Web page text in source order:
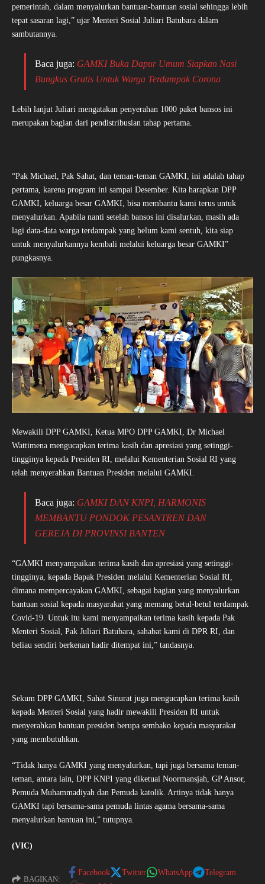
pemerintah, dalam menyalurkan bantuan-bantuan sosial sehingga lebih
tepat sasaran lagi,” ujar Menteri Sosial Juliari Batubara dalam
sambutannya.
Baca juga: GAMKI Buka Dapur Umum Siapkan Nasi
Bungkus Gratis Untuk Warga Terdampak Corona
Lebih lanjut Juliari mengatakan penyerahan 1000 paket bansos ini
merupakan bagian dari pendistribusian tahap pertama.
“Pak Michael, Pak Sahat, dan teman-teman GAMKI, ini adalah tahap
pertama, karena program ini sampai Desember. Kita harapkan DPP
GAMKI, keluarga besar GAMKI, bisa membantu kami terus untuk
menyalurkan. Apabila nanti setelah bansos ini disalurkan, masih ada
lagi data-data warga terdampak yang belum kami sentuh, kita siap
untuk menyalurkannya kembali melalui keluarga besar GAMKI”
pungkasnya.
Mewakili DPP GAMKI, Ketua MPO DPP GAMKI, Dr Michael
Wattimena mengucapkan terima kasih dan apresiasi yang setinggi-
tingginya kepada Presiden RI, melalui Kementerian Sosial RI yang
telah menyerahkan Bantuan Presiden melalui GAMKI.
Baca juga: GAMKI DAN KNPI, HARMONIS
MEMBANTU PONDOK PESANTREN DAN
GEREJA DI PROVINSI BANTEN
“GAMKI menyampaikan terima kasih dan apresiasi yang setinggi-
tingginya, kepada Bapak Presiden melalui Kementerian Sosial RI,
dimana mempercayakan GAMKI, sebagai bagian yang menyalurkan
bantuan sosial kepada masyarakat yang memang betul-betul terdampak
Covid-19. Untuk itu kami menyampaikan terima kasih kepada Pak
Menteri Sosial, Pak Juliari Batubara, sahabat kami di DPR RI, dan
beliau sendiri berkenan hadir ditempat ini,” tandasnya.
Sekum DPP GAMKI, Sahat Sinurat juga mengucapkan terima kasih
kepada Menteri Sosial yang hadir mewakili Presiden RI untuk
menyerahkan bantuan presiden berupa sembako kepada masyarakat
yang membutuhkan.
“Tidak hanya GAMKI yang menyalurkan, tapi juga bersama teman-
teman, antara lain, DPP KNPI yang diketuai Noormansjah, GP Ansor,
Pemuda Muhammadiyah dan Pemuda katolik. Artinya tidak hanya
GAMKI tapi bersama-sama pemuda lintas agama bersama-sama
menyalurkan bantuan ini,” tutupnya.
(VIC)
BAGIKAN:
Facebook Twitter WhatsApp
Telegram